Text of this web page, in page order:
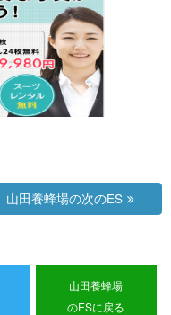
山田養蜂場の次のES
山田養蜂場
のESに戻る